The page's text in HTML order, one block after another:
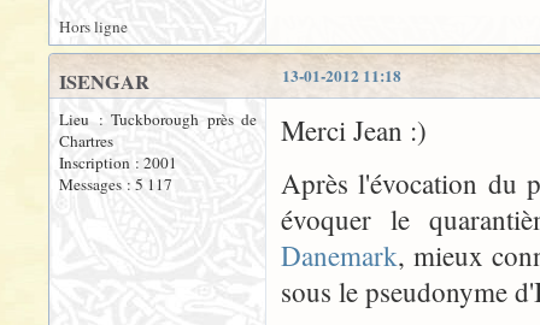
Hors ligne
13-01-2012 11:18
ISENGAR
Lieu : Tuckborough près de
Chartres
Inscription : 2001
Messages : 5 117
Merci Jean :)
Après l'évocation du
évoquer le
Danemark, mieux
sous le pseudonyme